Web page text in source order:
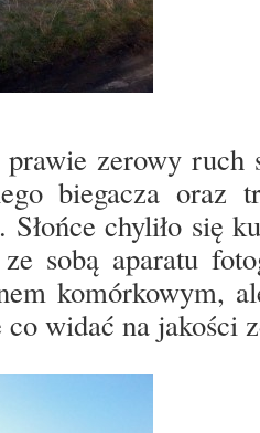
prawie zerowy ruch
biegacza oraz
chyliło się
sobą aparatu
komórkowym,
widać na jakości